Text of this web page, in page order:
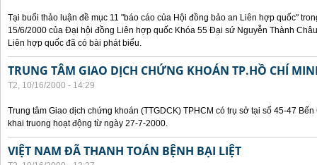
Tại buổi thảo luận đề mục 11 "báo cáo của Hội đồng bảo an Liên hợp quốc"
15/6/2000 của Đại hội đồng Liên hợp quốc Khóa 55 Đại sứ Nguyễn Thành
Liên hợp quốc đã có bài phát biểu.
TRUNG TÂM GIAO DỊCH CHỨNG KHOÁN TP.HỒ CHÍ
T2, 10/16/2000 - 14:29
Trung tâm Giao dịch chứng khoán (TTGDCK) TPHCM có trụ sở tại số 45-47
khai truong hoạt động từ ngày 27-7-2000.
VIỆT NAM ĐÃ THANH TOÁN BỆNH BẠI LIỆT